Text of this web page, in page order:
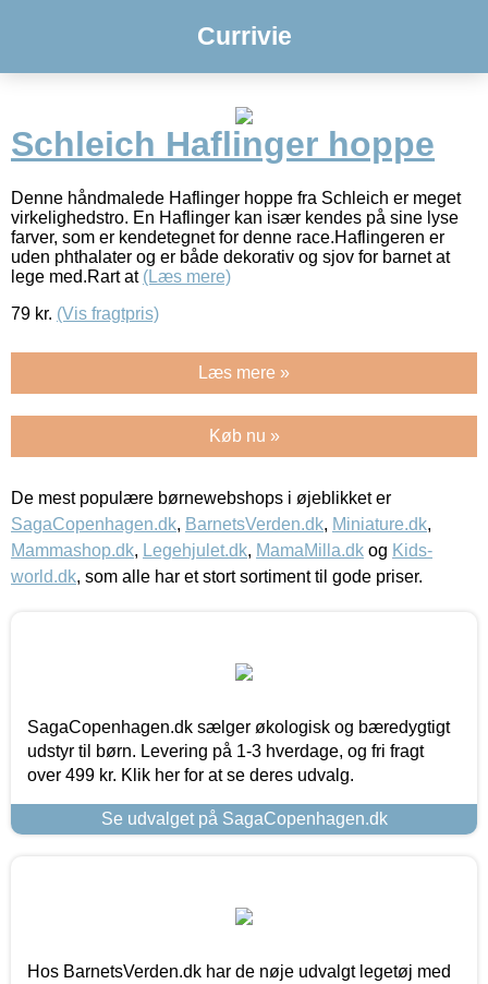
Currivie
Schleich Haflinger hoppe
Denne håndmalede Haflinger hoppe fra Schleich er meget
virkelighedstro. En Haflinger kan især kendes på sine lyse
farver, som er kendetegnet for denne race.Haflingeren er
uden phthalater og er både dekorativ og sjov for barnet at
lege med.Rart at (Læs mere)
79 kr. (Vis fragtpris)
Læs mere »
Køb nu »
De mest populære børnewebshops i øjeblikket er
SagaCopenhagen.dk, BarnetsVerden.dk, Miniature.dk,
Mammashop.dk, Legehjulet.dk, MamaMilla.dk og Kids-
world.dk, som alle har et stort sortiment til gode priser.
SagaCopenhagen.dk sælger økologisk og bæredygtigt
udstyr til børn. Levering på 1-3 hverdage, og fri fragt
over 499 kr. Klik her for at se deres udvalg.
Se udvalget på SagaCopenhagen.dk
Hos BarnetsVerden.dk har de nøje udvalgt legetøj med